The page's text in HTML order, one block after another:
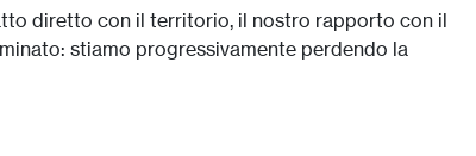
diretto con il territorio, il nostro rapporto con il
stiamo progressivamente perdendo la